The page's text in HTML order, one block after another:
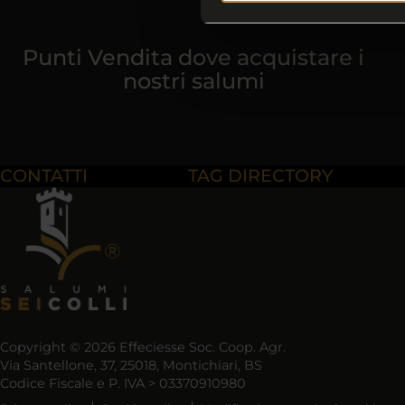
Punti Vendita dove acquistare i
nostri salumi
CONTATTI TAG DIRECTORY
Copyright © 2026 Effeciesse Soc. Coop. Agr.
Via Santellone, 37, 25018, Montichiari, BS
Codice Fiscale e P. IVA > 03370910980